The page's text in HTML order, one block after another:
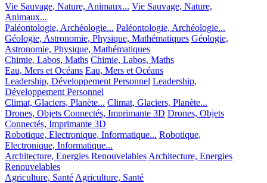
Vie Sauvage, Nature, Animaux... Vie Sauvage, Nature,
Animaux...
Paléontologie, Archéologie... Paléontologie, Archéologie...
Géologie, Astronomie, Physique, Mathématiques Géologie,
Astronomie, Physique, Mathématiques
Chimie, Labos, Maths Chimie, Labos, Maths
Eau, Mers et Océans Eau, Mers et Océans
Leadership, Développement Personnel Leadership,
Développement Personnel
Climat, Glaciers, Planète... Climat, Glaciers, Planète...
Drones, Objets Connectés, Imprimante 3D Drones, Objets
Connectés, Imprimante 3D
Robotique, Electronique, Informatique... Robotique,
Electronique, Informatique...
Architecture, Energies Renouvelables Architecture, Energies
Renouvelables
Agriculture, Santé Agriculture, Santé